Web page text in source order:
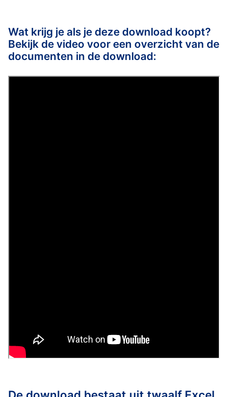
Wat krijg je als je deze download koopt?
Bekijk de video voor een overzicht van de
documenten in de download: